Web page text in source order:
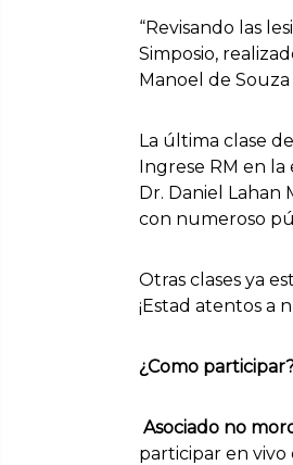
“Revisando las
Simposio,
Manoel de
La última clase
Ingrese RM en
Dr. Daniel Lahan
con numeroso
Otras clases ya
¡Estad atentos a
¿Como
Asociado no
participar en